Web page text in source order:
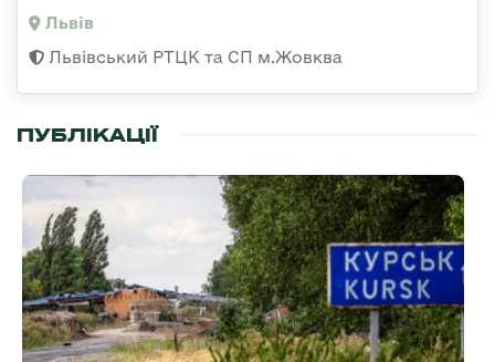
Львів
Львівський РТЦК та СП м.Жовква
ПУБЛІКАЦІЇ